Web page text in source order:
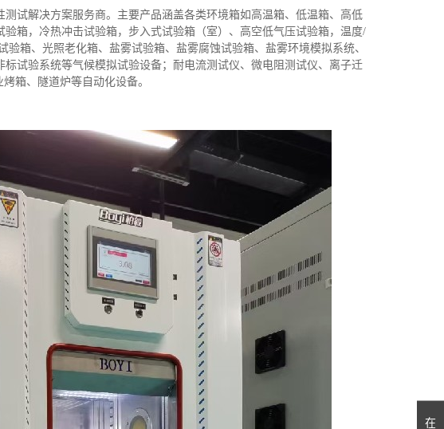
试解决方案服务商。主要产品涵盖各类环境箱如高温箱、低温箱、高低
箱，冷热冲击试验箱，步入式试验箱（室）、高空低气压试验箱，温度/
箱、光照老化箱、盐雾试验箱、盐雾腐蚀试验箱、盐雾环境模拟系统、
试验系统等气候模拟试验设备；耐电流测试仪、微电阻测试仪、离子迁
箱、隧道炉等自动化设备。
在